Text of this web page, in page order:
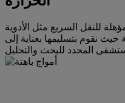
للنقل السريع مثل الأدوية
حيث نقوم بتسليمها بعناية إلى